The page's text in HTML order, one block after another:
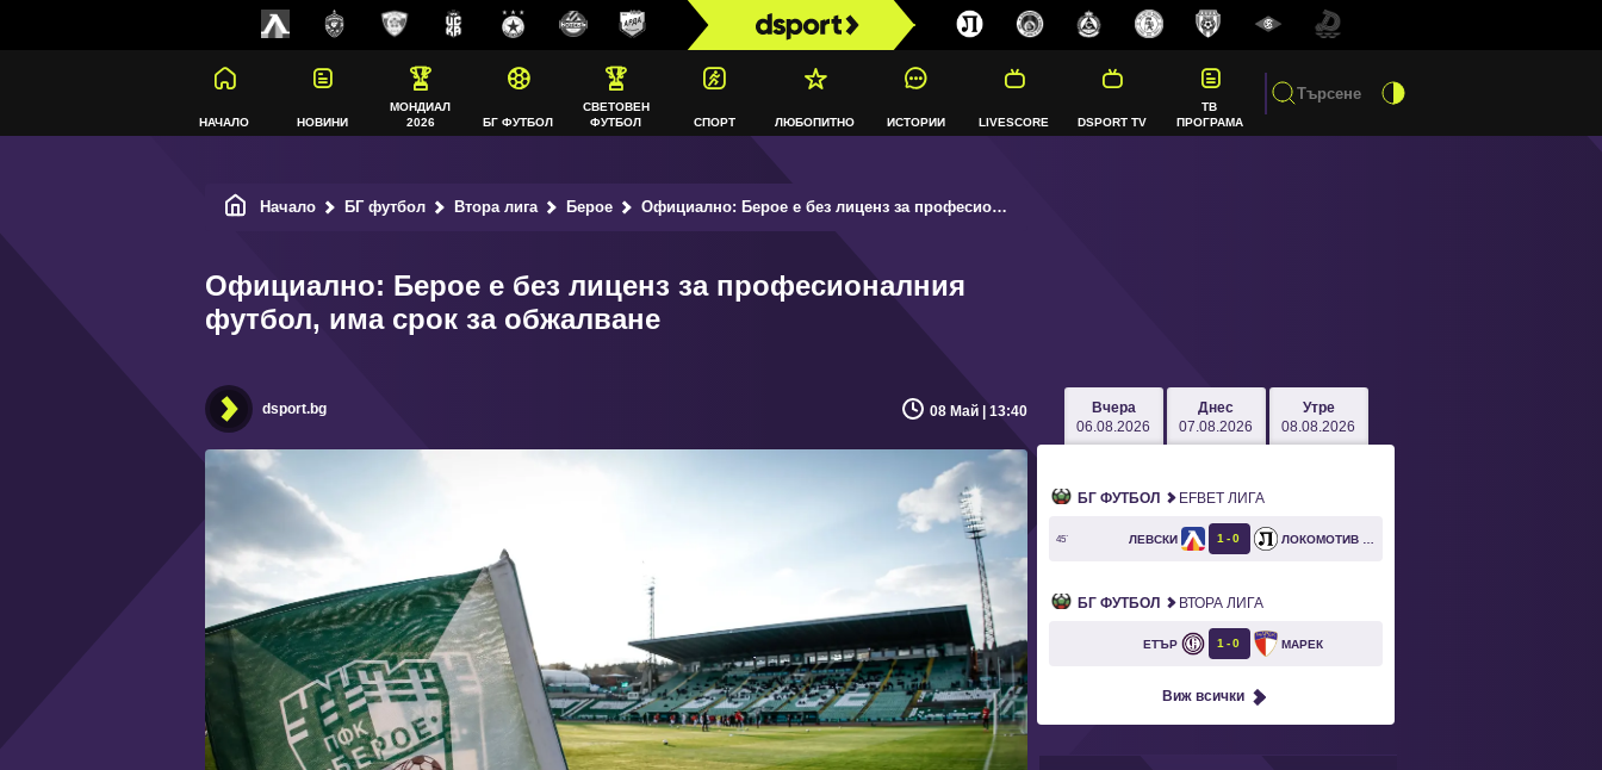
НАЧАЛО НОВИНИ
МОНДИАЛ
2026
БГ ФУТБОЛ
СВЕТОВЕН
ФУТБОЛ
СПОРТ ЛЮБОПИТНО ИСТОРИИ LIVESCORE DSPORT TV
ТВ
ПРОГРАМА
Начало БГ футбол Втора лига Берое Официално: Берое е без лиценз за професионалния футбол, има срок за обжалване
Официално: Берое е без лиценз за професионалния
футбол, има срок за обжалване
dsport.bg 08 Май | 13:40
Вчера
06.08.2026
Днес
07.08.2026
Утре
08.08.2026
БГ ФУТБОЛ EFBET ЛИГА
45` ЛЕВСКИ 1 0
БГ ФУТБОЛ ВТОРА ЛИГА
ЕТЪР 1 0 МАРЕК
Виж всички